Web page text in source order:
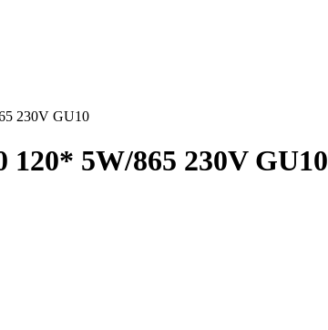
230V GU10
120* 5W/865 230V GU10